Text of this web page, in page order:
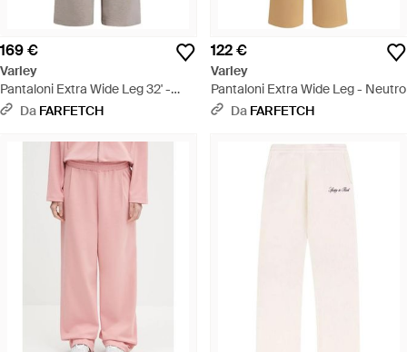
169 €
Varley
Pantaloni Extra Wide Leg 32' -
Grigio
Da FARFETCH
122 €
Varley
Pantaloni Extra Wide Leg - Neutro
Da FARFETCH